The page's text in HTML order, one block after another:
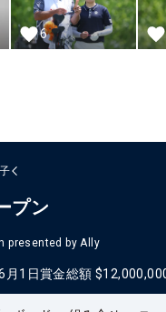
6
プン
presented by Ally
月1日賞金総額